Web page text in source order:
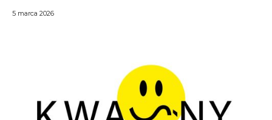
5 marca 2026